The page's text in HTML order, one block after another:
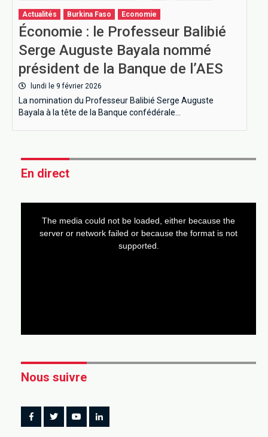
Actualités Burkina Faso Economie
Économie : le Professeur Balibié
Serge Auguste Bayala nommé
président de la Banque de l’AES
lundi le 9 février 2026
La nomination du Professeur Balibié Serge Auguste
Bayala à la tête de la Banque confédérale…
En direct
The media could not be loaded, either because the
server or network failed or because the format is not
supported.
Nous suivre